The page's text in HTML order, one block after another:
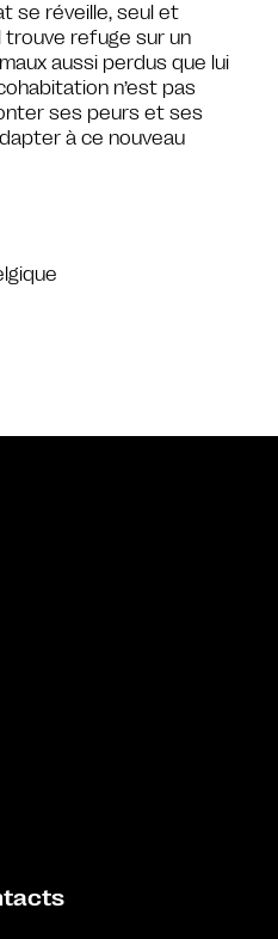
se réveille, seul et
trouve refuge sur un
aussi perdus que lui
n’est pas
ses peurs et ses
à ce nouveau